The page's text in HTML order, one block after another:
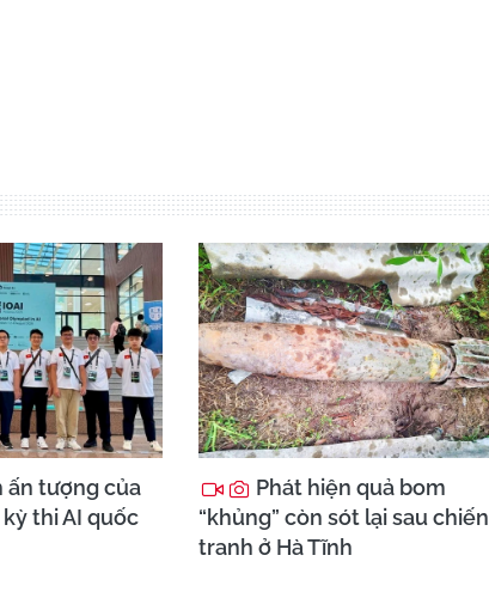
ấn tượng của
thi AI quốc
Phát hiện quả bom
“khủng” còn sót lại sau chiến
tranh ở Hà Tĩnh